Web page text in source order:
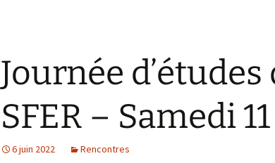
Journée d’études
SFER – Samedi
6 juin 2022 Rencontres